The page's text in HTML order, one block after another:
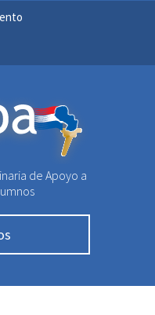
de Apoyo a